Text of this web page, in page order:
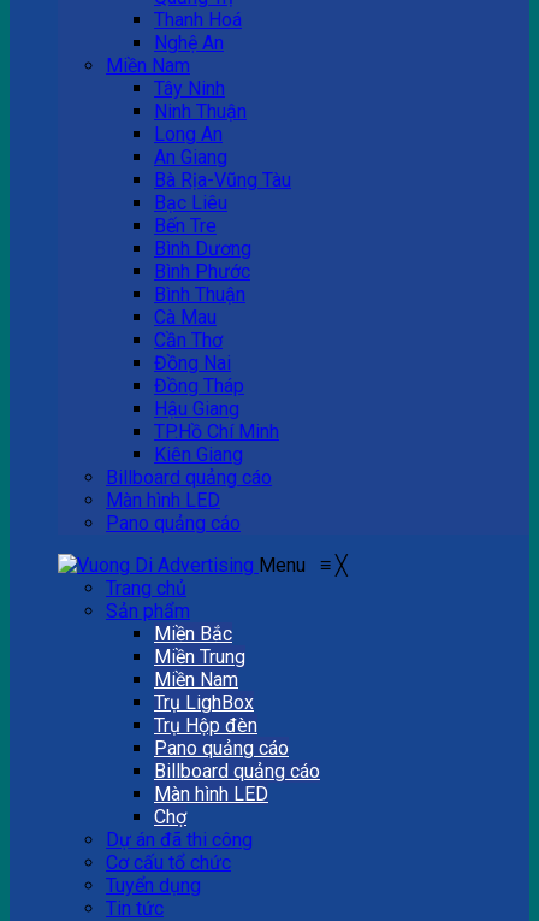
Thanh Hoá
Nghệ An
Miền Nam
Tây Ninh
Ninh Thuận
Long An
An Giang
Bà Rịa-Vũng Tàu
Bạc Liêu
Bến Tre
Bình Dương
Bình Phước
Bình Thuận
Cà Mau
Cần Thơ
Đồng Nai
Đồng Tháp
Hậu Giang
TP.Hồ Chí Minh
Kiên Giang
Billboard quảng cáo
Màn hình LED
Pano quảng cáo
Menu ≡ ╳
Trang chủ
Sản phẩm
Miền Bắc
Miền Trung
Miền Nam
Trụ LighBox
Trụ Hộp đèn
Pano quảng cáo
Billboard quảng cáo
Màn hình LED
Chợ
Dự án đã thi công
Cơ cấu tổ chức
Tuyển dụng
Tin tức